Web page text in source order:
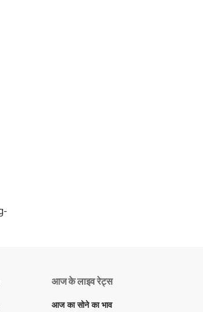
आज के लाइव रेट्स
आज का सोने का भाव